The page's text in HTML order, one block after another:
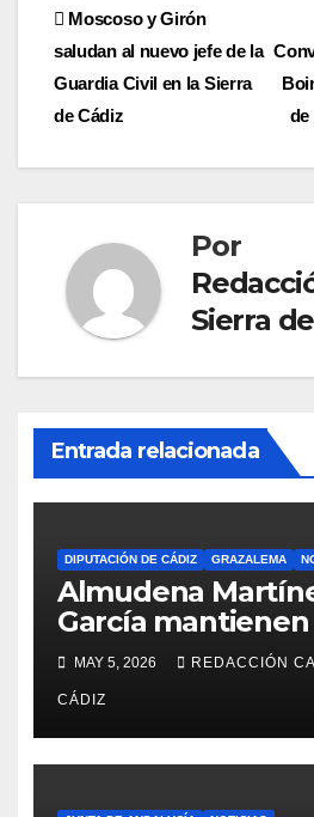
Navegación
de
entradas
de
Moscoso y Girón
saludan al nuevo jefe de la
Guardia Civil en la Sierra
de Cádiz
Por
Sierra
Entrada relacionada
DIPUTACIÓN DE CÁDIZ GRAZALEMA
Almudena
García
reunión en el
Provincial
MAY 5, 2026 REDACCIÓN
CÁDIZ